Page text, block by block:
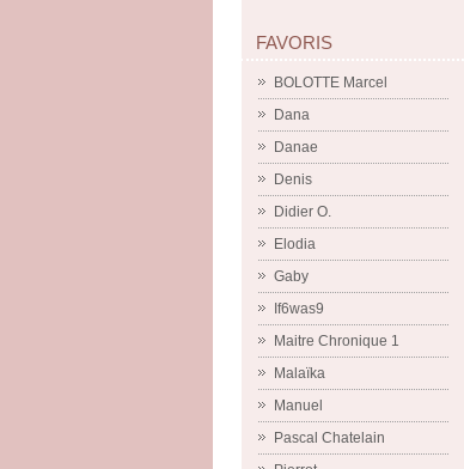
FAVORIS
BOLOTTE Marcel
Dana
Danae
Denis
Didier O.
Elodia
Gaby
If6was9
Maitre Chronique 1
Malaïka
Manuel
Pascal Chatelain